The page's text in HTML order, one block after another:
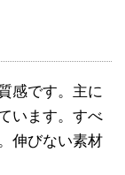
感です。主に
います。すべ
伸びない素材